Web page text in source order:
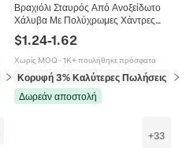
σε Χάντρες
Βραχιόλι Σταυρός Από Ανοξείδωτο
Χάλυβα Με Πολύχρωμες Χάντρες
Κόσμημα Για Γυναίκες Ρυθμιζόμενο
$1.24-1.62
Χωρίς MOQ · 1K+ πουλήθηκε πρόσφατα
Κορυφή 3% Καλύτερες Πωλήσεις
σε
Δωρεάν αποστολή
+33